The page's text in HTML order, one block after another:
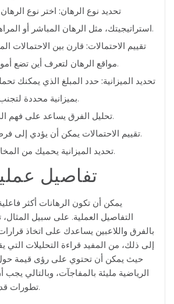
تحديد نوع الرهان: اختر نوع
استراتيجيتك، مثل الرهان المباشر أو المراهنات على النقاط.
تقييم الاحتمالات: قارن بين الاحتمالات
مواقع الرهان لتعرف أين تضع أموالك بأفضل عوائد.
تحديد الميزانية: حدد المبلغ الذي يمكنك
بميزانية محددة لتجنب الخسائر الكبيرة.
تحليل الفرق يساعد على فهم الديناميكيات.
تقييم الاحتمالات يمكن أن يؤدي إلى فرص ربح أكبر.
تحديد الميزانية يحميك من المخاطر المالية.
تفاصيل
يمكن أن تكون الرهانات أكثر
التفاصيل العملية. على سبيل المثال،
بالفرق واللاعبين يساعدك على اتخاذ
إلى ذلك، من المفيد قراءة التحليلات التي
حيث يمكن أن تحتوي على رؤى قيمة حول
الرياضية مليئة بالمفاجآت، وبالتالي
تطورات قد تؤثر على الرهانات.